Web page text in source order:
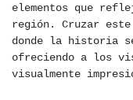
elementos que
región. Cruzar este
donde la historia
ofreciendo a los
visualmente